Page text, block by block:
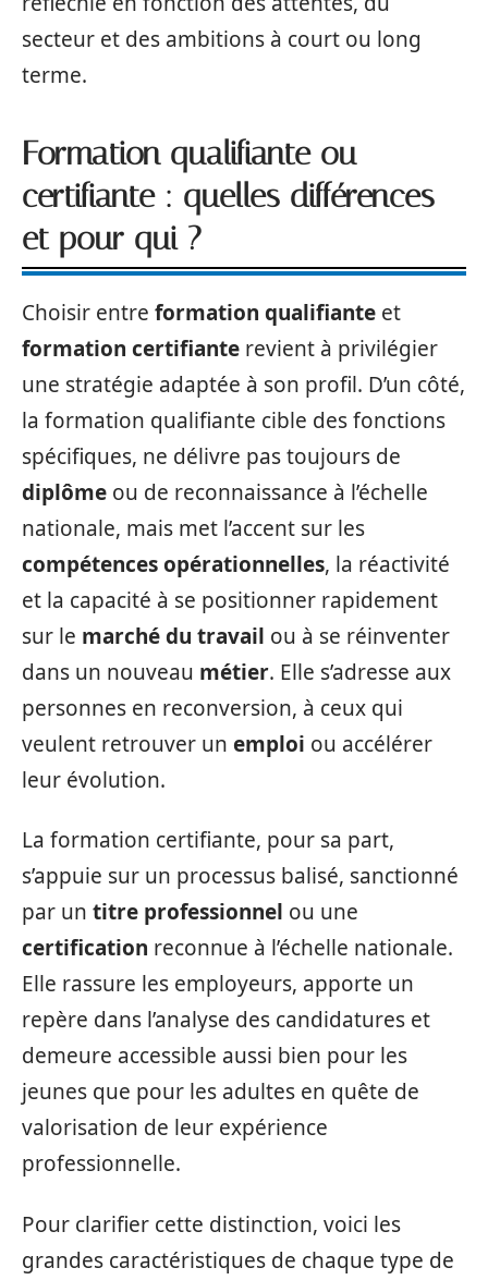
secteur et des ambitions à court ou long
terme.
Formation qualifiante ou
certifiante : quelles différences
et pour qui ?
Choisir entre formation qualifiante et
formation certifiante revient à privilégier
une stratégie adaptée à son profil. D’un côté,
la formation qualifiante cible des fonctions
spécifiques, ne délivre pas toujours de
diplôme ou de reconnaissance à l’échelle
nationale, mais met l’accent sur les
compétences opérationnelles, la réactivité
et la capacité à se positionner rapidement
sur le marché du travail ou à se réinventer
dans un nouveau métier. Elle s’adresse aux
personnes en reconversion, à ceux qui
veulent retrouver un emploi ou accélérer
leur évolution.
La formation certifiante, pour sa part,
s’appuie sur un processus balisé, sanctionné
par un titre professionnel ou une
certification reconnue à l’échelle nationale.
Elle rassure les employeurs, apporte un
repère dans l’analyse des candidatures et
demeure accessible aussi bien pour les
jeunes que pour les adultes en quête de
valorisation de leur expérience
professionnelle.
Pour clarifier cette distinction, voici les
grandes caractéristiques de chaque type de